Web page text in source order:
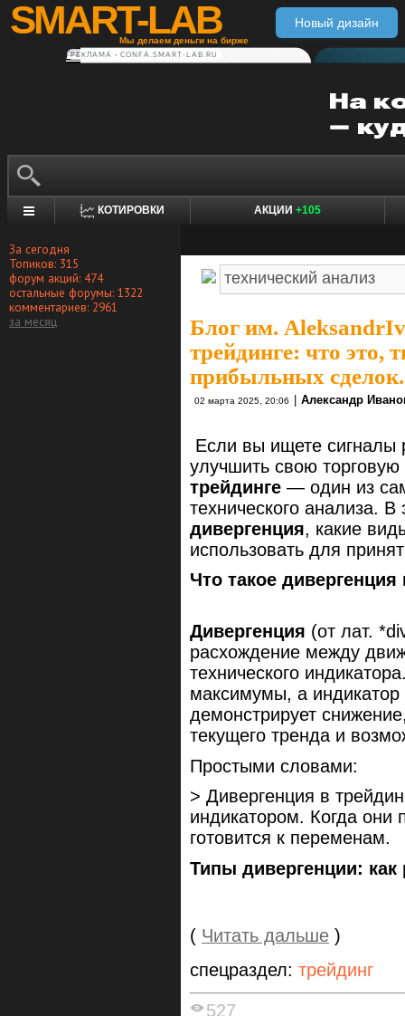
SMART-LAB
Мы делаем деньги на бирже
Новый дизайн
РЕКЛАМА • CONFA.SMART-LAB.RU
КОТИРОВКИ АКЦИИ +105
За сегодня
Топиков: 315
форум акций: 474
остальные форумы: 1322
комментариев: 2961
за месяц
Блог им.
трейдинге: что это,
прибыльных сделок.
02 марта 2025, 20:06 Александр
Если вы ищете сигналы
улучшить свою
трейдинге — один из
технического анализа.
дивергенция, какие
использовать для
Что такое
Дивергенция (от лат.
расхождение между
технического
максимумы, а
демонстрирует
текущего тренда и
Простыми словами:
> Дивергенция в
индикатором. Когда они
готовится к переменам.
Типы дивергенции:
( Читать дальше )
спецраздел: трейдинг
527